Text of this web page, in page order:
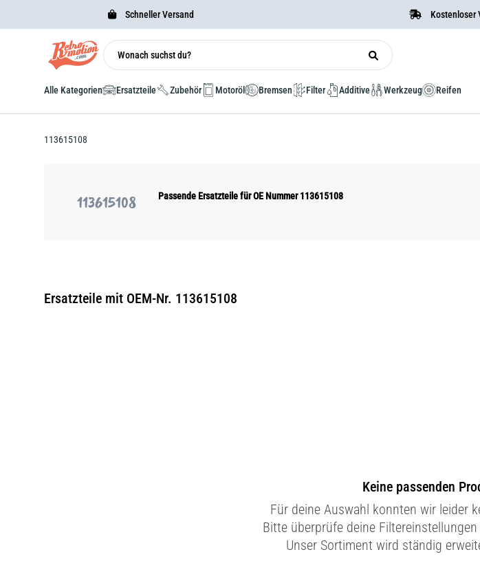
Schneller Versand Kostenloser
Alle Kategorien Ersatzteile Zubehör Motoröl Bremsen Filter Additive Werkzeug Reifen
113615108
113615108 Passende Ersatzteile für OE Nummer 113615108
Ersatzteile mit OEM-Nr. 113615108
Keine passenden
Für deine Auswahl konnten wir leider
Bitte überprüfe deine
Unser Sortiment wird ständig